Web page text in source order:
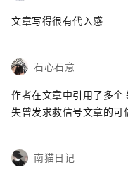
文章写得很有代入感
石心石意
作者在文章中引用了多个
失曾发求救信号文章的可
南猫日记